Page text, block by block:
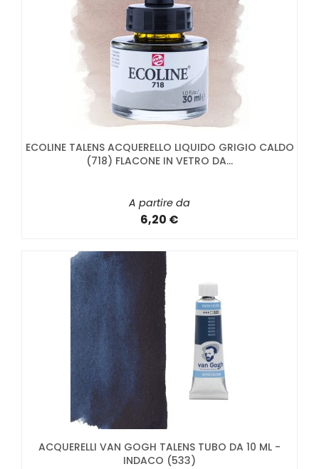
ECOLINE TALENS ACQUERELLO LIQUIDO GRIGIO CALDO
(718) FLACONE IN VETRO DA...
A partire da
6,20 €
ACQUERELLI VAN GOGH TALENS TUBO DA 10 ML -
INDACO (533)